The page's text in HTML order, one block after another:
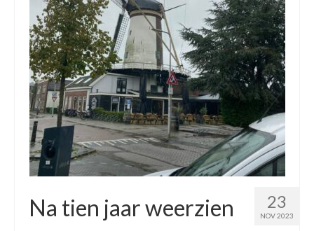
23
NOV 2023
Na tien jaar weerzien